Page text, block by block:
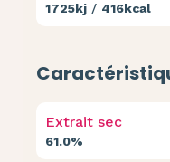
1725kj / 416kcal
Extrait sec
61.0%